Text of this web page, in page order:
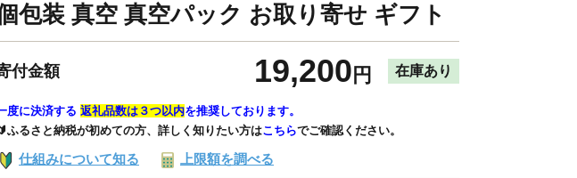
包装 真空 真空パック お取り寄せ ギフト
付金額 19,200 円 在庫あり
度に決済する 返礼品数は３つ以内を推奨しております。
ふるさと納税が初めての方、詳しく知りたい方はこちらでご確認ください。
仕組みについて知る 上限額を調べる